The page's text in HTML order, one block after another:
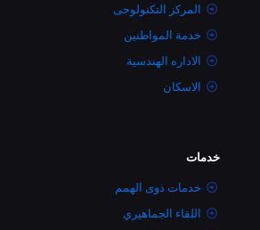
المركز التكنولوجى
خدمة المواطنين
الاداره الهندسية
الاسكان
خدمات
خدمات ذوى الهمم
اللقاء الجماهيري